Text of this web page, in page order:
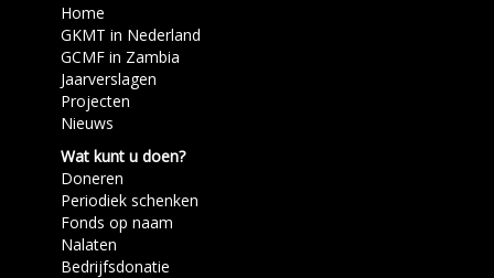
Home
GKMT in Nederland
GCMF in Zambia
Jaarverslagen
Projecten
Nieuws
Wat kunt u doen?
Doneren
Periodiek schenken
Fonds op naam
Nalaten
Bedrijfsdonatie